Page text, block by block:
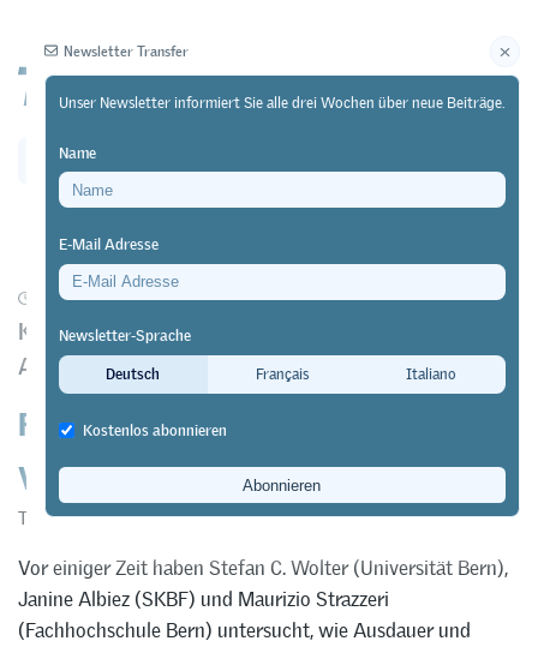
17/10/25 Forschung
KI-generierter Podcast präsentiert Grit-Studie in
Alltagssprache
Forscher gehen neue Wege in der
Vermittlung von Bildungsforschung
Transfer
Vor einiger Zeit haben Stefan C. Wolter (Universität Bern),
Janine Albiez (SKBF) und Maurizio Strazzeri
(Fachhochschule Bern) untersucht, wie Ausdauer und
Newsletter Transfer
Unser Newsletter informiert Sie alle drei Wochen über neue Beiträge.
Name
E-Mail Adresse
Newsletter-Sprache
Deutsch
Français Italiano
Kostenlos abonnieren